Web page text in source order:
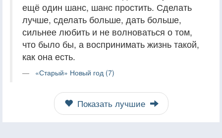
ещё один шанс, шанс простить. Сделать
лучше, сделать больше, дать больше,
сильнее любить и не волноваться о том,
что было бы, а воспринимать жизнь такой,
как она есть.
«Старый» Новый год (7)
Показать лучшие